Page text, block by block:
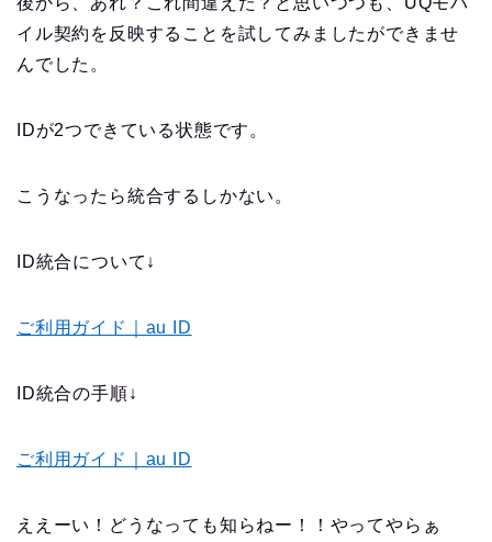
イル契約を反映することを試してみましたができませ
んでした。
IDが2つできている状態です。
こうなったら統合するしかない。
ID統合について↓
ご利用ガイド｜au ID
ID統合の手順↓
ご利用ガイド｜au ID
ええーい！どうなっても知らねー！！やってやらぁ